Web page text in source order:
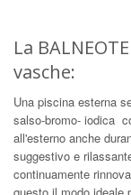
La
vasche:
Una piscina esterna
salso-bromo- iodica
all'esterno anche
suggestivo e
continuamente